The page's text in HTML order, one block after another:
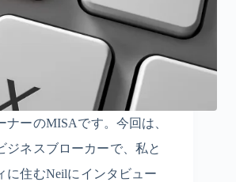
ナーのMISAです。今回は、
ジネスブローカーで、私と
に住むNeilにインタビュー